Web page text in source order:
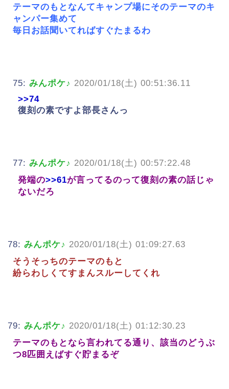
テーマのもとなんてキャンプ場にそのテーマのキ
ャンパー集めて
毎日お話聞いてればすぐたまるわ
75: みんポケ♪ 2020/01/18(土) 00:51:36.11
>>74
復刻の素ですよ部長さんっ
77: みんポケ♪ 2020/01/18(土) 00:57:22.48
発端の>>61が言ってるのって復刻の素の話じゃ
ないだろ
78: みんポケ♪ 2020/01/18(土) 01:09:27.63
そうそっちのテーマのもと
紛らわしくてすまんスルーしてくれ
79: みんポケ♪ 2020/01/18(土) 01:12:30.23
テーマのもとなら言われてる通り、該当のどうぶ
つ8匹囲えばすぐ貯まるぞ